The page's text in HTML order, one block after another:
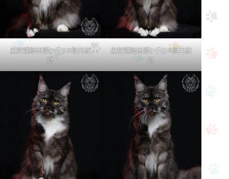
黑煙燻緬因貓(+白)10個月紀
錄
黑煙燻緬因貓(+白)10個月紀
錄